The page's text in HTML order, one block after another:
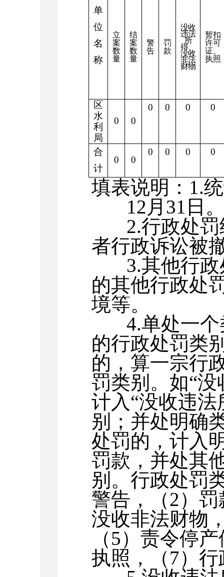
单
位
名
称
立
案
数
量
结
案
数
量
警
告
罚
款
没收
违法
所
得、
没收
非法
财物
暂扣
许可
证、
执照
区
水
利
局
0 0
0 0 0 0
合
计
0 0
0 0 0 0
填表说明： 1.
12 月 31 日
2.行政处
者行政诉讼被
3.其他行
的其他行政处
境等。
4.单处一
的行政处罚类
的，算一宗行
罚类别。如“
计入“没收违
别；并处明确
处罚的，计入
罚款，并处其
别。行政处罚
警告，（2）
没收非法财物
（5）责令停
执照，（7）